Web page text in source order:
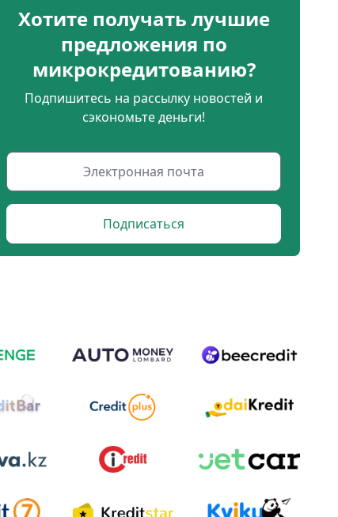
Хотите получать лучшие
предложения по
микрокредитованию?
Подпишитесь на рассылку новостей и
сэкономьте деньги!
Подписаться